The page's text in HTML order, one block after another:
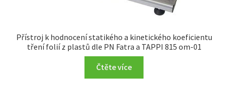
Přístroj k hodnocení statikého a kinetického koeficientu
tření folií z plastů dle PN Fatra a TAPPI 815 om-01
Čtěte více